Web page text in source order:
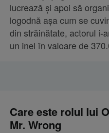
lucrează și apoi să
logodnă așa cum se
din străinătate, actorul i-
un inel în valoare de
Care este rolul lui
Mr. Wrong